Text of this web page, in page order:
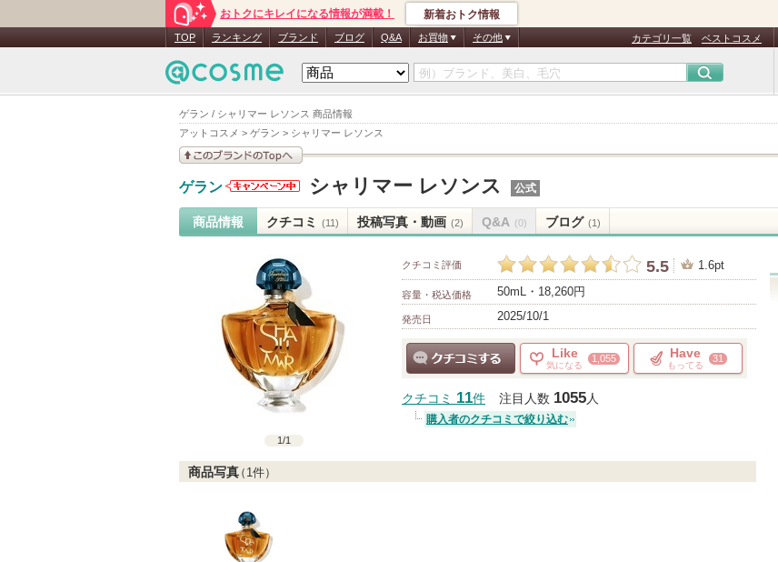
ゲラン / シャリマー レソンス 商品情報
アットコスメ > ゲラン > シャリマー レソンス
おトクにキレイになる情報が満載！ 新着おトク情報
TOP ランキング ブランド ブログ Q&A お買物 その他 カテゴリ一覧 ベストコスメ
ゲラン
のお知らせ
があります
シャリマー レソンス 公式
商品情報 クチコミ (11) 投稿写真・動画 (2) Q&A (0) ブログ (1)
1/1
クチコミ評価 5.5 1.6pt
容量・税込価格 50mL・18,260円
発売日 2025/10/1
Like
気になる
1,055 Have
もってる
31
クチコミ 11件 注目人数 1055人
購入者のクチコミで絞り込む
商品写真（ 1件）